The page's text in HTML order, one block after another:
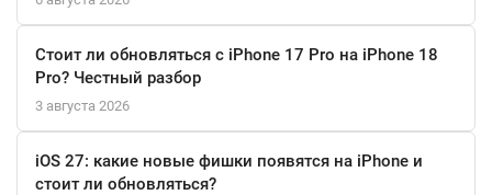
Стоит ли обновляться с iPhone 17 Pro на iPhone 18
Pro? Честный разбор
3 августа 2026
iOS 27: какие новые фишки появятся на iPhone и
стоит ли обновляться?